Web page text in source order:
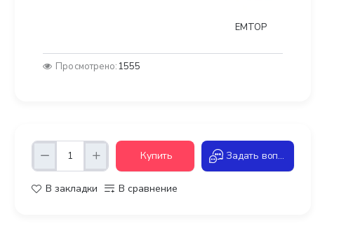
EMTOP
Просмотрено:1555
Купить Задать вопрос
В закладки В сравнение